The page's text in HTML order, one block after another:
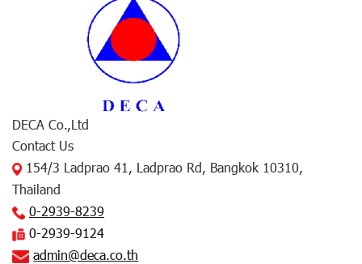
DECA Co.,Ltd
Contact Us
154/3 Ladprao 41, Ladprao Rd, Bangkok 10310,
Thailand
0-2939-8239
0-2939-9124
admin@deca.co.th